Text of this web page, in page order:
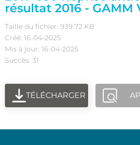
résultat 2016 - GAMM
Taille du fichier: 939.72 KB
Créé: 16-04-2025
Mis à jour: 16-04-2025
Succès: 31
TÉLÉCHARGER